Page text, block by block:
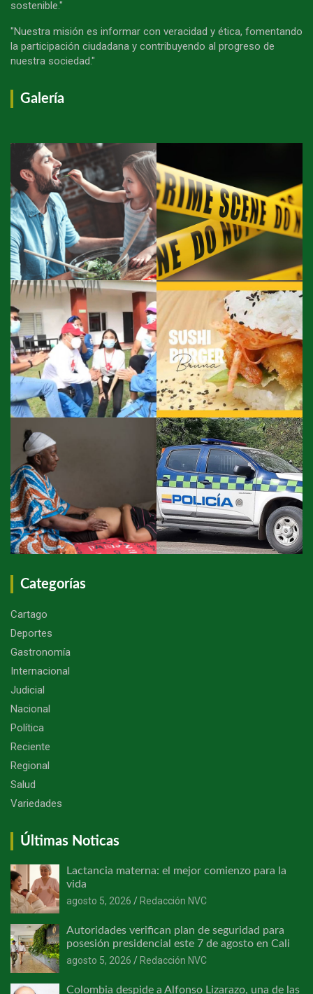
sostenible."
"Nuestra misión es informar con veracidad y ética, fomentando
la participación ciudadana y contribuyendo al progreso de
nuestra sociedad."
Galería
Categorías
Cartago
Deportes
Gastronomía
Internacional
Judicial
Nacional
Política
Reciente
Regional
Salud
Variedades
Últimas Noticas
Lactancia materna: el mejor comienzo para la
vida
agosto 5, 2026
Redacción NVC
Autoridades verifican plan de seguridad para
posesión presidencial este 7 de agosto en Cali
agosto 5, 2026
Redacción NVC
Colombia despide a Alfonso Lizarazo, una de las